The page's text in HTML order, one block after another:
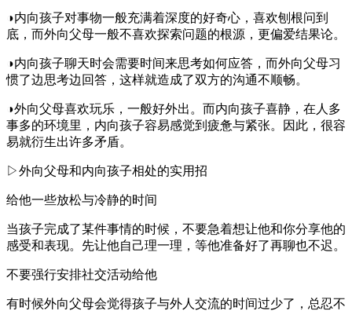
◑内向孩子对事物一般充满着深度的好奇心，喜欢刨根问到
底，而外向父母一般不喜欢探索问题的根源，更偏爱结果论。
◑内向孩子聊天时会需要时间来思考如何应答，而外向父母习
惯了边思考边回答，这样就造成了双方的沟通不顺畅。
◑外向父母喜欢玩乐，一般好外出。而内向孩子喜静，在人多
事多的环境里，内向孩子容易感觉到疲惫与紧张。因此，很容
易就衍生出许多矛盾。
▷外向父母和内向孩子相处的实用招
给他一些放松与冷静的时间
当孩子完成了某件事情的时候，不要急着想让他和你分享他的
感受和表现。先让他自己理一理，等他准备好了再聊也不迟。
不要强行安排社交活动给他
有时候外向父母会觉得孩子与外人交流的时间过少了，总忍不